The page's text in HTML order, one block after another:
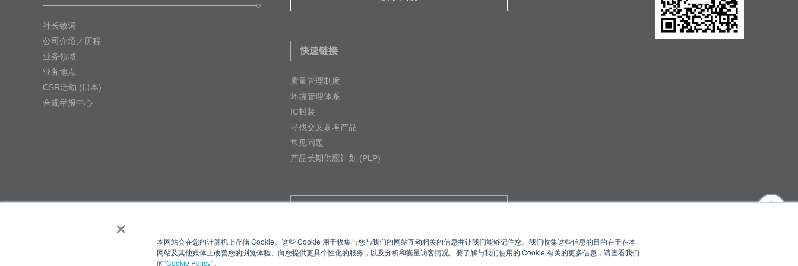
×
本网站会在您的计算机上存储 Cookie。这些 Cookie 用于收集与您与我们的网站互动相关的信息并让我们能够记住您。我们收集这些信息的目的在于在本
网站及其他媒体上改善您的浏览体验、向您提供更具个性化的服务，以及分析和衡量访客情况。要了解与我们使用的 Cookie 有关的更多信息，请查看我们
的“Cookie Policy”。
社长致词
公司介绍／历程
业务领域
业务地点
CSR活动 (日本)
合规举报中心
快速链接
质量管理制度
环境管理体系
IC封装
寻找交叉参考产品
常见问题
产品长期供应计划 (PLP)